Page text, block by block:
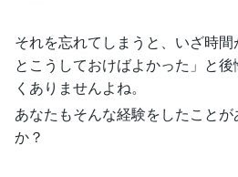
それを忘れてしまうと、いざ時
とこうしておけばよかった」と
くありませんよね。
あなたもそんな経験をしたこと
か？